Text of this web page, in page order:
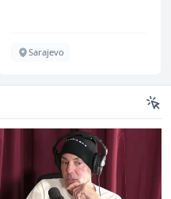
Sarajevo